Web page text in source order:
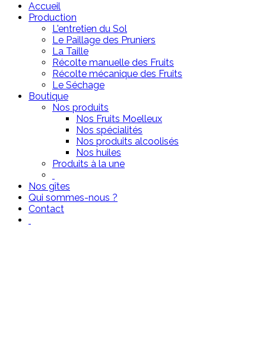
Accueil
Production
L'entretien du Sol
Le Paillage des Pruniers
La Taille
Récolte manuelle des Fruits
Récolte mécanique des Fruits
Le Séchage
Boutique
Nos produits
Nos Fruits Moelleux
Nos spécialités
Nos produits alcoolisés
Nos huiles
Produits à la une
Nos gîtes
Qui sommes-nous ?
Contact